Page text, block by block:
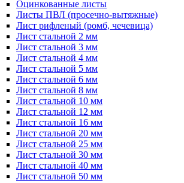
Оцинкованные листы
Листы ПВЛ (просечно-вытяжные)
Лист рифленый (ромб, чечевица)
Лист стальной 2 мм
Лист стальной 3 мм
Лист стальной 4 мм
Лист стальной 5 мм
Лист стальной 6 мм
Лист стальной 8 мм
Лист стальной 10 мм
Лист стальной 12 мм
Лист стальной 16 мм
Лист стальной 20 мм
Лист стальной 25 мм
Лист стальной 30 мм
Лист стальной 40 мм
Лист стальной 50 мм